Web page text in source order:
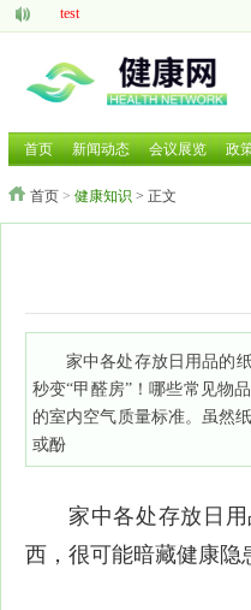
test
脑机接口的研究现状与发展前景
中医药现代化发展大有可为
呼吸道疾病如何防治国家卫健
2025 HCE广州国际健康产业博览
2025北京国际养老养生及大健康
2025北京国际养老养生及大健康
2026年第三届广西国际大健康
首页 新闻动态 会议展览 政
首页 > 健康知识 > 正文
家中各处存放日用品的
秒变“甲醛房”！哪些常见物
的室内空气质量标准。虽然
或酚
家中各处存放日
西，很可能暗藏健康隐